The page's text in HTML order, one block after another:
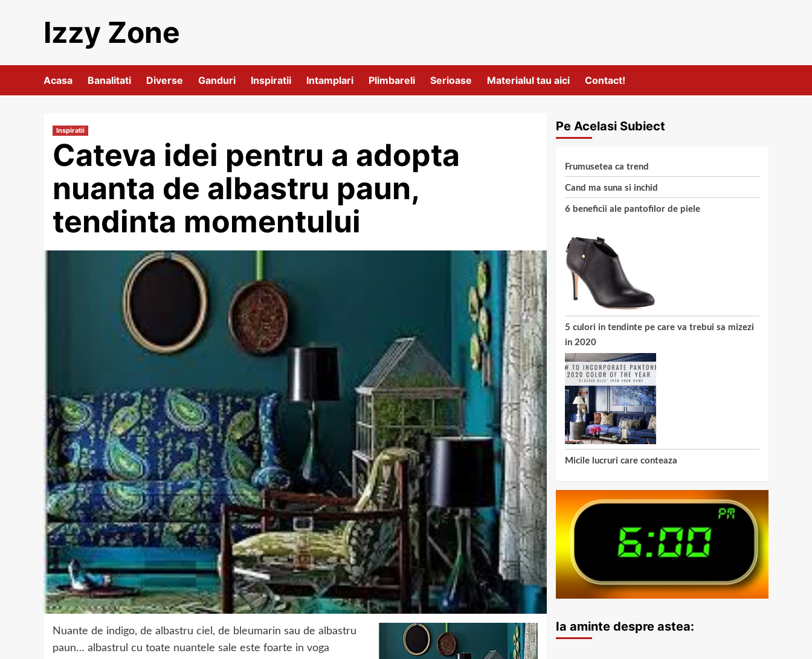
Izzy Zone
Acasa Banalitati Diverse Ganduri Inspiratii Intamplari Plimbareli Serioase Materialul tau aici Contact!
Inspiratii
Cateva idei pentru a adopta
nuanta de albastru paun,
tendinta momentului
Nuante de indigo, de albastru ciel, de bleumarin sau de albastru
paun… albastrul cu toate nuantele sale este foarte in voga
Pe Acelasi Subiect
Frumusetea ca trend
Cand ma suna si inchid
6 beneficii ale pantofilor de piele
5 culori in tendinte pe care va trebui sa mizezi
in 2020
Micile lucruri care conteaza
Ia aminte despre astea: